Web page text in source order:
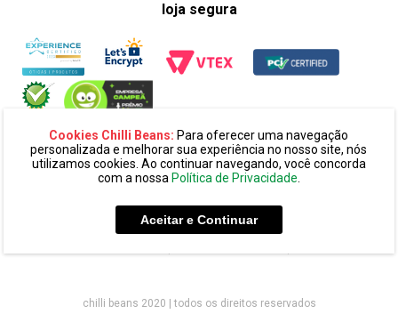
Cookies Chilli Beans: Para oferecer uma navegação
personalizada e melhorar sua experiência no nosso site, nós
utilizamos cookies. Ao continuar navegando, você concorda
com a nossa Política de Privacidade.
Aceitar e Continuar
loja segura
ltda. cnpj: 14.439.371/0002-60
alameda amazonas, 594, terreo mezanino, alphaville
chilli beans 2020 | todos os direitos reservados